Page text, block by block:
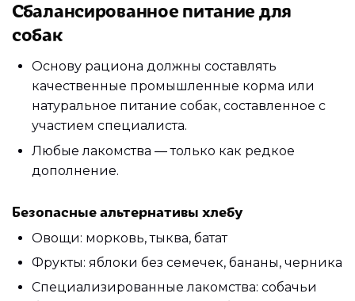
Сбалансированное питание для
собак
Основу рациона должны составлять
качественные промышленные корма или
натуральное питание собак, составленное с
участием специалиста.
Любые лакомства — только как редкое
дополнение.
Безопасные альтернативы хлебу
Овощи: морковь, тыква, батат
Фрукты: яблоки без семечек, бананы, черника
Специализированные лакомства: собачьи